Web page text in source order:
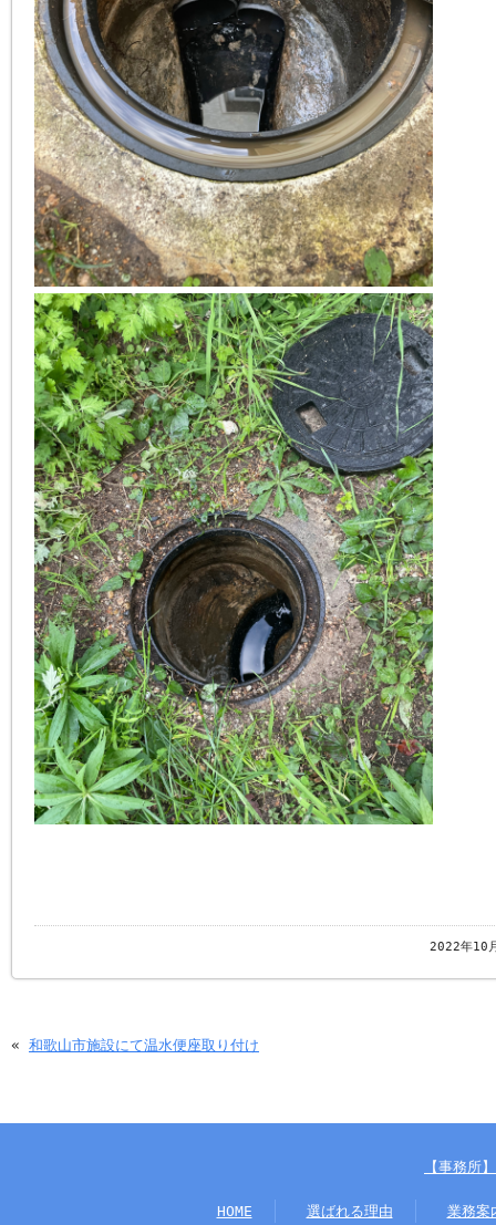
2022年10
« 和歌山市施設にて温水便座取り付け
【事務所
HOME 選ばれる理由 業務案